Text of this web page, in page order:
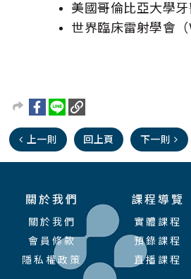
美國哥倫比亞大學
世界臨床雷射學會
上一則 回上頁 下一則
關於我們
關於我們
會員條款
隱私權政策
課程導覽
實體課程
預錄課程
直播課程